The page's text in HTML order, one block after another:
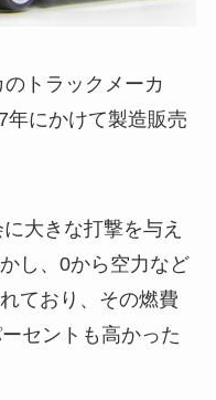
トラックメーカ
年にかけて製造販売
大きな打撃を与え
し、0から空力など
ており、その燃費
セントも高かった